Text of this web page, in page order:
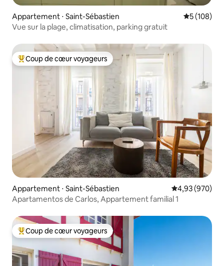
Appartement ⋅ Saint-Sébastien Évaluation
5 (108)
Vue sur la plage, climatisation, parking gratuit
Coups de cœur voyageurs les plus appréciés
Coup de cœur voyageurs
Appartement ⋅ Saint-Sébastien Évaluation
4,93 (970)
Apartamentos de Carlos, Appartement familial 1
Coups de cœur voyageurs les plus appréciés
Coup de cœur voyageurs